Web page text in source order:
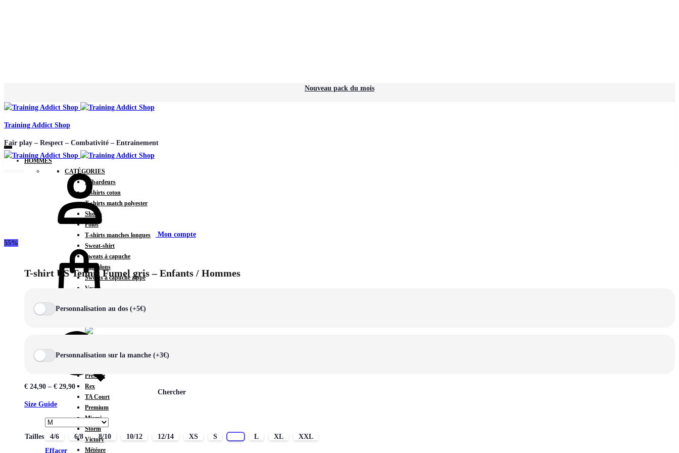
Nouveau pack du mois
Training Addict Shop
Fair play – Respect – Combativité – Entrainement
HOMMES
CATÉGORIES
Débardeurs
T-shirts coton
T-shirts match polyester
Shorts
Polos
T-shirts manches longues
Sweat-shirt
Sweats à capuche
Pantalons
Sweats à capuche zippé
Vestes
Prestige
Rex
TA Court
Premium
Miami
Storm
Victory
Météore
Mon compte
Chercher
55%
T-shirt US Tennis Fumel gris – Enfants / Hommes
Personnalisation au dos (+5€)
Personnalisation sur la manche (+3€)
€ 24,90 – € 29,90
Size Guide
Tailles 4/6 6/8 8/10 10/12 12/14 XS S L XL
XXL
Effacer